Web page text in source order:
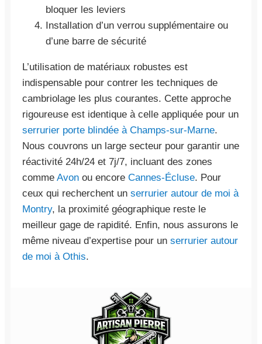
bloquer les leviers
Installation d’un verrou supplémentaire ou
d’une barre de sécurité
L’utilisation de matériaux robustes est
indispensable pour contrer les techniques de
cambriolage les plus courantes. Cette approche
rigoureuse est identique à celle appliquée pour un
serrurier porte blindée à Champs-sur-Marne.
Nous couvrons un large secteur pour garantir une
réactivité 24h/24 et 7j/7, incluant des zones
comme Avon ou encore Cannes-Écluse. Pour
ceux qui recherchent un serrurier autour de moi à
Montry, la proximité géographique reste le
meilleur gage de rapidité. Enfin, nous assurons le
même niveau d’expertise pour un serrurier autour
de moi à Othis.